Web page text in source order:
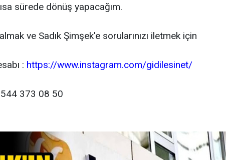
sürede dönüş yapacağım.
almak ve Sadık Şimşek'e sorularınızı iletmek için
: https://www.instagram.com/gidilesinet/
373 08 50